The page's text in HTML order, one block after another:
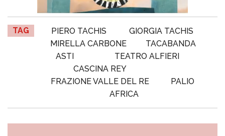
TAG PIERO TACHIS
GIORGIA TACHIS
MIRELLA CARBONE
TACABANDA
ASTI
TEATRO ALFIERI
CASCINA REY
FRAZIONE VALLE DEL RE
PALIO
AFRICA